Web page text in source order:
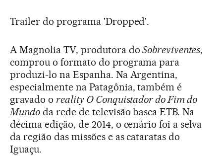
Trailer do programa 'Dropped'.
A Magnolia TV, produtora doSobreviventes,
comprou o formato do programa para
produzi-lo na Espanha. Na Argentina,
especialmente na Patagônia, também é
gravado o reality O Conquistador do Fim do
Mundoda rede de televisão basca ETB. Na
décima edição, de 2014, o cenário foi a selva
da região das missões e as cataratas do
Iguaçu.